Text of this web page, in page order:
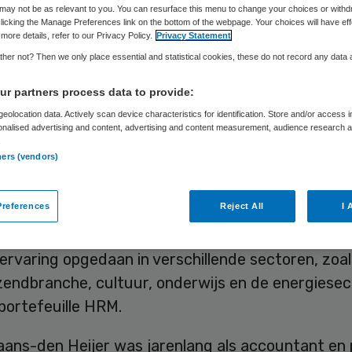
Frits Baltesen 17 februari 2025,09:02 1027 keer gelezen
van toezicht van het Albert Schweitzer
leden: Yardena Shitrit, Marja Spaans-den
en Maarten Hillenaar. Zij zijn deze maand
Shitrit heeft veel ervaring in de publieke sector.
zij bij complexe of urgente vraagstukken in
opgedaan in verschillende sectoren,
cultuur, onderwijs en de
HRM.
den Heijer was jarenlang als accountant
not be as relevant to you. You can resurface this menu to change your choices or
the Manage Preferences link on the bottom of the webpage. Your choices will have
details, refer to our Privacy Policy. Privacy Statement
not? Then we only place essential and statistical cookies, these do not record any data
partners process data to provide:
data. Actively scan device characteristics for identification. Store and/or access
advertising and content, advertising and content measurement, audience research
(vendors)
Reject All I